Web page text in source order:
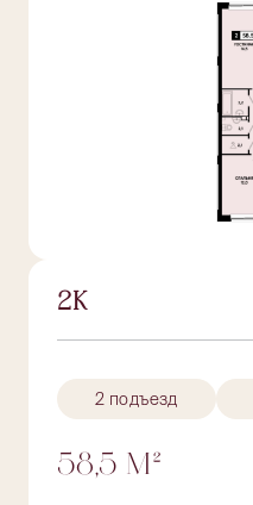
2К
2 подъезд
58,5 М²